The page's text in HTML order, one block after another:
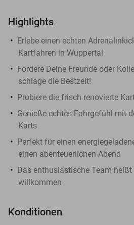
Highlights
Erlebe einen echten
Kartfahren in Wuppertal
Fordere Deine Freunde oder
schlage die Bestzeit!
Probiere die frisch renovierte
Genieße echtes Fahrgefühl mit
Karts
Perfekt für einen
einen abenteuerlichen Abend
Das enthusiastische Team
willkommen
Konditionen